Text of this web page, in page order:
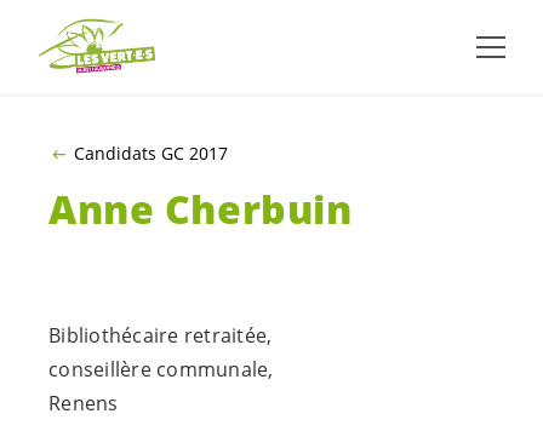
ALLER AU CONTENU PRINCIPAL
Candidats GC 2017
Anne Cherbuin
Bibliothécaire retraitée,
conseillère communale,
Renens